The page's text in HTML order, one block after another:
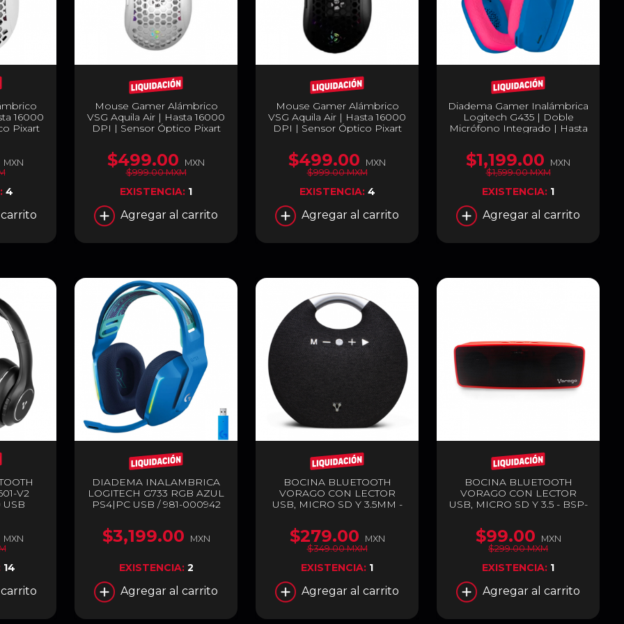
16000
Pixart
|
|
| VG-
MXN
4
Mouse Gamer Alámbrico
VSG Aquila Air | Hasta 16000
DPI | Sensor Óptico Pixart
de 60 a 82 g | 6 Botones |
Carcasas Intercambiables |
RGB | Blanco Mate | VG-
$499.00
MXN
$999.00 MXM
EXISTENCIA: 1
Agregar al carrito
Mouse Gamer Alámbrico
VSG Aquila Air | Hasta 16000
DPI | Sensor Óptico Pixart
de 60 a 82 g | 6 Botones |
Carcasas Intercambiables |
RGB | Negro Mate | VG-
$499.00
MXN
$999.00 MXM
EXISTENCIA: 4
Agregar al carrito
Diadema Gamer Inalámbrica
Logitech G435 | Doble
Micrófono Integrado | Hasta
Bluetooth / Receptor
LIGHTSPEED USB-A | Cable
de Carga USB-C a USB-A |
/ Rosa | 981-001061
$1,199.00
MXN
$1,599.00 MXM
EXISTENCIA: 1
Agregar al carrito
V2
USB
MXN
14
DIADEMA INALAMBRICA
LOGITECH G733 RGB AZUL
PS4|PC USB / 981-000942
$3,199.00 MXN
EXISTENCIA: 2
Agregar al carrito
BOCINA BLUETOOTH
VORAGO CON LECTOR
USB, MICRO SD Y 3.5MM -
$279.00
MXN
$349.00 MXM
EXISTENCIA: 1
Agregar al carrito
BOCINA BLUETOOTH
VORAGO CON LECTOR
USB, MICRO SD Y 3.5 - BSP-
$99.00
MXN
$299.00 MXM
EXISTENCIA: 1
Agregar al carrito